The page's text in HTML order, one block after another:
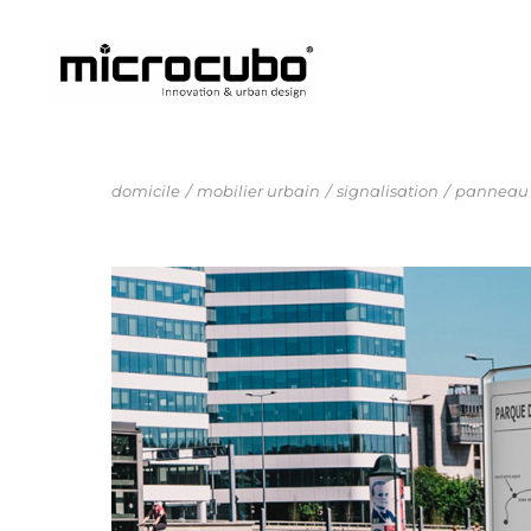
domicile mobilier urbain signalisation panneau